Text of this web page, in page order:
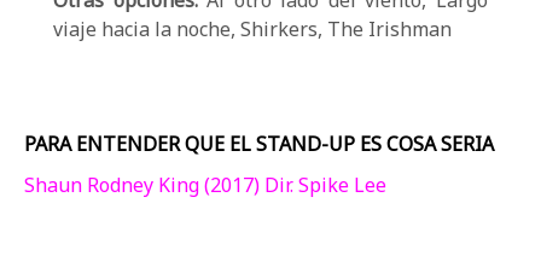
viaje hacia la noche, Shirkers, The Irishman
PARA ENTENDER QUE EL STAND-UP ES COSA SERIA
Shaun Rodney King (2017) Dir. Spike Lee